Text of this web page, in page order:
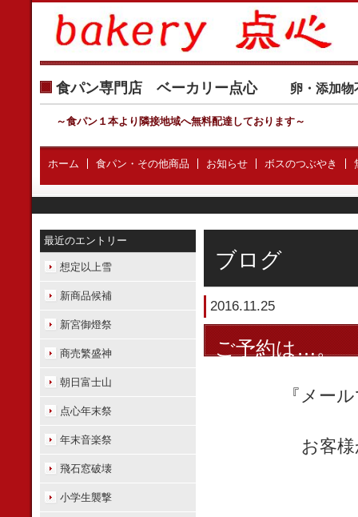
食パン専門店 ベーカリー点心 卵・添加
～食パン１本より隣接地域へ無料配達しております～
ホーム 食パン・その他商品 お知らせ ボスのつぶやき
ブログ
2016.11.25
ご予約は…。
『メー
お客
最近のエントリー
想定以上雪
新商品候補
新宮御燈祭
商売繁盛神
朝日富士山
点心年末祭
年末音楽祭
飛石窓破壊
小学生襲撃